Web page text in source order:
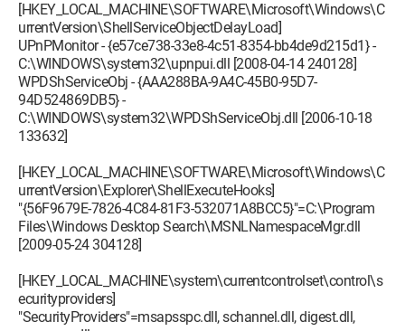
[HKEY_LOCAL_MACHINE\SOFTWARE\Microsoft\Windows\C
urrentVersion\ShellServiceObjectDelayLoad]
UPnPMonitor - {e57ce738-33e8-4c51-8354-bb4de9d215d1} -
C:\WINDOWS\system32\upnpui.dll [2008-04-14 240128]
WPDShServiceObj - {AAA288BA-9A4C-45B0-95D7-
94D524869DB5} -
C:\WINDOWS\system32\WPDShServiceObj.dll [2006-10-18
133632]
[HKEY_LOCAL_MACHINE\SOFTWARE\Microsoft\Windows\C
urrentVersion\Explorer\ShellExecuteHooks]
"{56F9679E-7826-4C84-81F3-532071A8BCC5}"=C:\Program
Files\Windows Desktop Search\MSNLNamespaceMgr.dll
[2009-05-24 304128]
[HKEY_LOCAL_MACHINE\system\currentcontrolset\control\s
ecurityproviders]
"SecurityProviders"=msapsspc.dll, schannel.dll, digest.dll,